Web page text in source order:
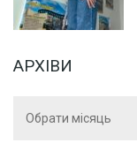
АРХІВИ